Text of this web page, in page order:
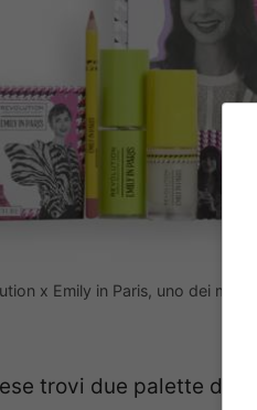
x Emily in Paris, uno dei
trovi due palette di